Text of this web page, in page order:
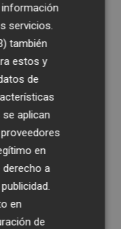
liriuen
la LFP,
de premsa
en
lidone
ràdios
i un favor de
que cal
a la lliga
servicios.
también
estos y
de
aplican
en
a
en
de